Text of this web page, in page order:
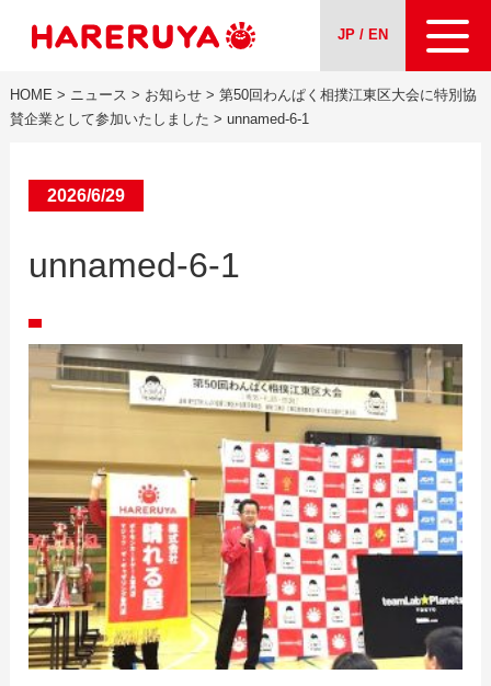
JP / EN
会社案内
お問い合わせ
HOME > ニュース > お知らせ> 第50回わんぱく相撲江東区大会に特別協
賛企業として参加いたしました > unnamed-6-1
2026/6/29
unnamed-6-1